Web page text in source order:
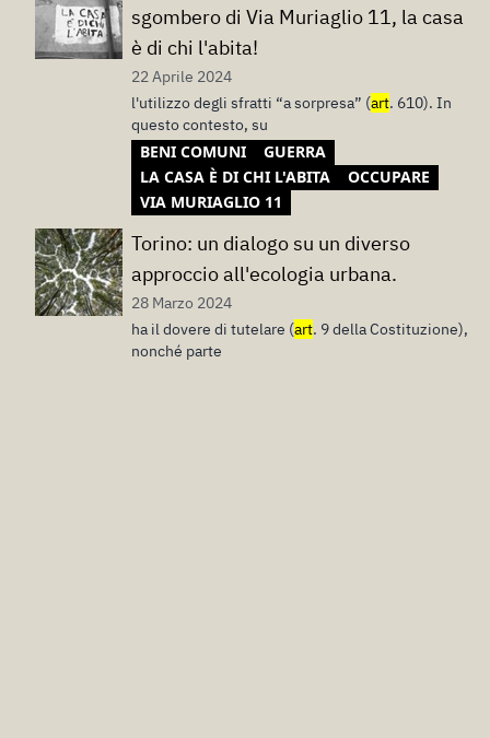
sgombero di Via Muriaglio 11, la casa
è di chi l'abita!
22 Aprile 2024
l'utilizzo degli sfratti “a sorpresa” (art. 610). In
questo contesto, su
BENI COMUNI
GUERRA
LA CASA È DI CHI L'ABITA
OCCUPARE
VIA MURIAGLIO 11
Torino: un dialogo su un diverso
approccio all'ecologia urbana.
28 Marzo 2024
ha il dovere di tutelare (art. 9 della Costituzione),
nonché parte